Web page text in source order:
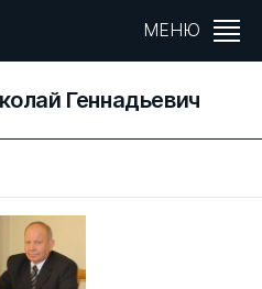
МЕНЮ
Геннадьевич